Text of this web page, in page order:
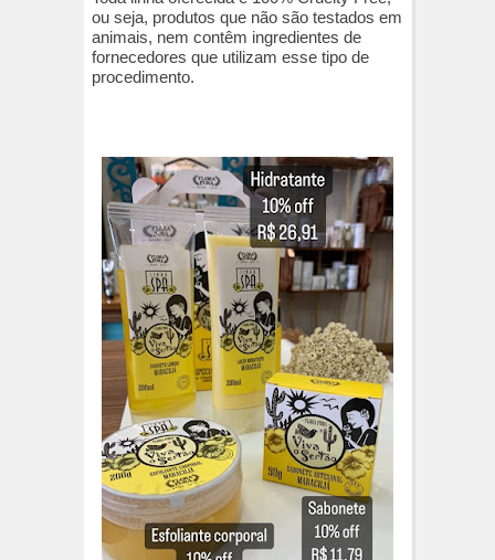
ou seja, produtos que não são testados em
animais, nem contêm ingredientes de
fornecedores que utilizam esse tipo de
procedimento.